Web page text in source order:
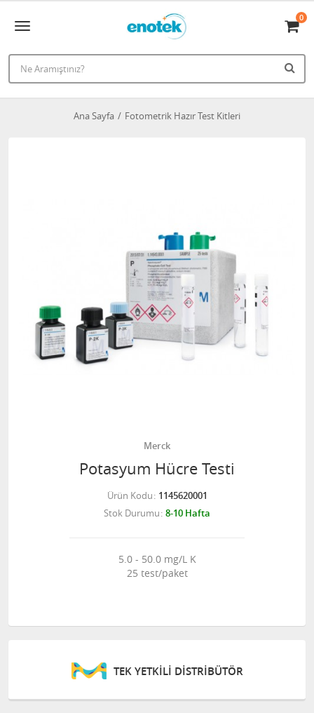
0
Ana Sayfa Fotometrik Hazır Test Kitleri
Merck
Potasyum Hücre Testi
Ürün Kodu 1145620001
Stok Durumu 8-10 Hafta
5.0 - 50.0 mg/L K
25 test/paket
TEK YETKİLİ DİSTRİBÜTÖR